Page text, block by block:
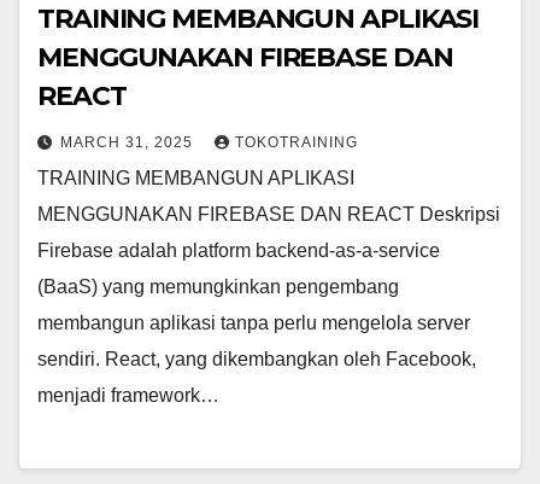
TRAINING MEMBANGUN APLIKASI
MENGGUNAKAN FIREBASE DAN
REACT
MARCH 31, 2025 TOKOTRAINING
TRAINING MEMBANGUN APLIKASI
MENGGUNAKAN FIREBASE DAN REACT Deskripsi
Firebase adalah platform backend-as-a-service
(BaaS) yang memungkinkan pengembang
membangun aplikasi tanpa perlu mengelola server
sendiri. React, yang dikembangkan oleh Facebook,
menjadi framework…